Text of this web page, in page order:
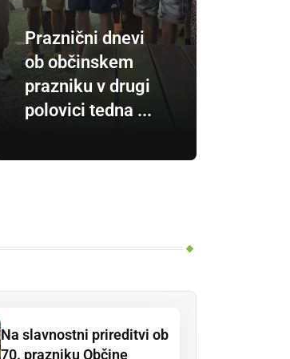
Praznični dnevi
ob občinskem
prazniku v drugi
polovici tedna ...
Na slavnostni prireditvi ob
70. prazniku Občine